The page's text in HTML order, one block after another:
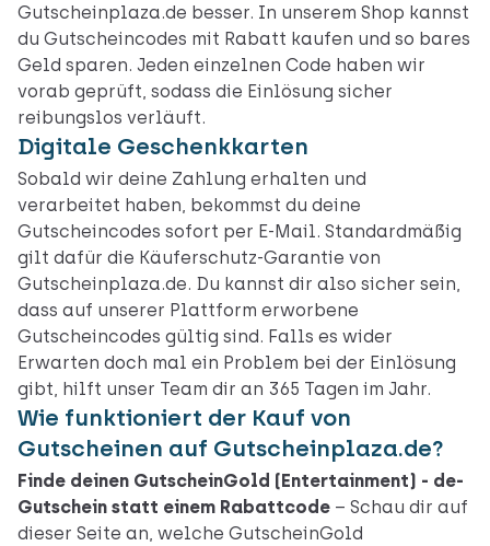
Gutscheinplaza.de besser. In unserem Shop kannst
du Gutscheincodes mit Rabatt kaufen und so bares
Geld sparen. Jeden einzelnen Code haben wir
vorab geprüft, sodass die Einlösung sicher
reibungslos verläuft.
Digitale Geschenkkarten
Sobald wir deine Zahlung erhalten und
verarbeitet haben, bekommst du deine
Gutscheincodes sofort per E-Mail. Standardmäßig
gilt dafür die Käuferschutz-Garantie von
Gutscheinplaza.de. Du kannst dir also sicher sein,
dass auf unserer Plattform erworbene
Gutscheincodes gültig sind. Falls es wider
Erwarten doch mal ein Problem bei der Einlösung
gibt, hilft unser Team dir an 365 Tagen im Jahr.
Wie funktioniert der Kauf von
Gutscheinen auf Gutscheinplaza.de?
Finde deinen GutscheinGold (Entertainment) - de-
Gutschein statt einem Rabattcode – Schau dir auf
dieser Seite an, welche GutscheinGold